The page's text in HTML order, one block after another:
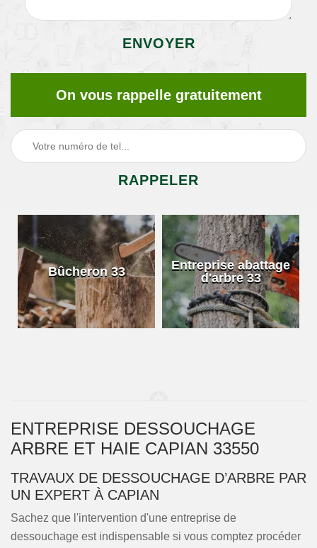
On vous rappelle gratuitement
Bûcheron 33
Entreprise abattage
d'arbre 33
ENTREPRISE DESSOUCHAGE
ARBRE ET HAIE CAPIAN 33550
TRAVAUX DE DESSOUCHAGE D’ARBRE PAR
UN EXPERT À CAPIAN
Sachez que l'intervention d'une entreprise de
dessouchage est indispensable si vous comptez procéder